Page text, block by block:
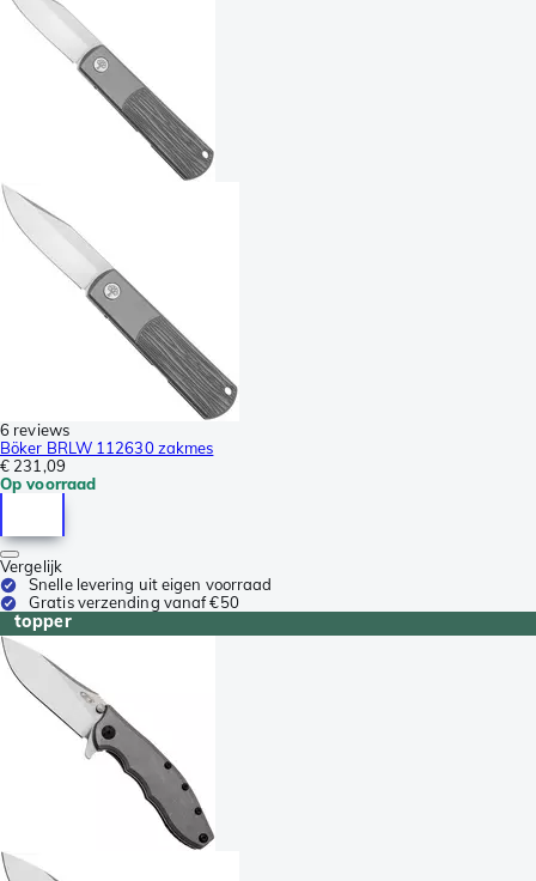
6 reviews
Böker BRLW 112630 zakmes
€ 231,09
Op voorraad
Vergelijk
Snelle levering uit eigen voorraad
Gratis verzending vanaf €50
topper